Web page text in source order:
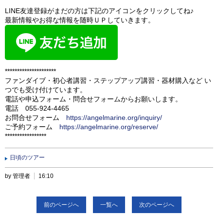
LINE友達登録がまだの方は下記のアイコンをクリックしてね♪
最新情報やお得な情報を随時ＵＰしていきます。
*********************
ファンダイブ・初心者講習・ステップアップ講習・器材購入など い
つでも受け付けています。
電話や申込フォーム・問合せフォームからお願いします。
電話 055-924-4465
お問合せフォーム https://angelmarine.org/inquiry/
ご予約フォーム https://angelmarine.org/reserve/
*****************
日頃のツアー
by 管理者 16:10
前のページへ 一覧へ 次のページへ